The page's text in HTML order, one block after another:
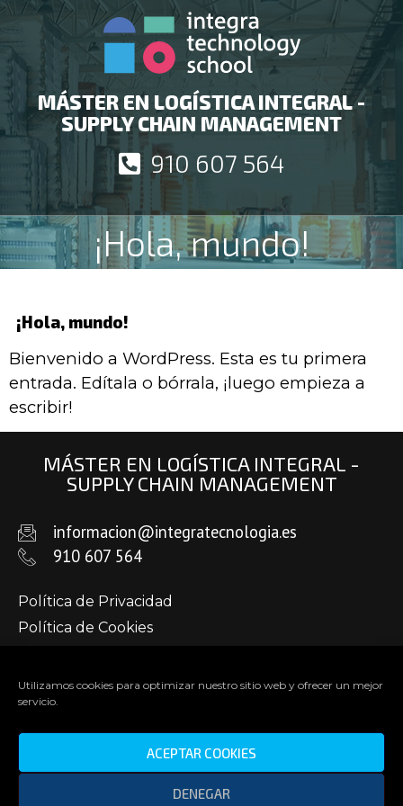
Utilizamos cookies para optimizar nuestro sitio web y ofrecer un mejor
servicio.
ACEPTAR COOKIES
DENEGAR
MÁSTER EN LOGÍSTICA INTEGRAL -
SUPPLY CHAIN MANAGEMENT
910 607 564
¡Hola, mundo!
¡Hola, mundo!
Bienvenido a WordPress. Esta es tu primera
entrada. Edítala o bórrala, ¡luego empieza a
escribir!
MÁSTER EN LOGÍSTICA INTEGRAL -
SUPPLY CHAIN MANAGEMENT
informacion@integratecnologia.es
910 607 564
Política de Privacidad
Política de Cookies